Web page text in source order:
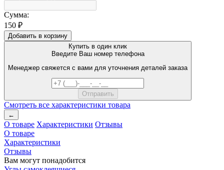
Сумма:
150 ₽
Добавить в корзину
Купить в один клик
Введите Ваш номер телефона
Менеджер свяжется с вами для уточнения деталей заказа
Смотреть все характеристики товара
←
О товаре Характеристики Отзывы
О товаре
Характеристики
Отзывы
Вам могут понадобится